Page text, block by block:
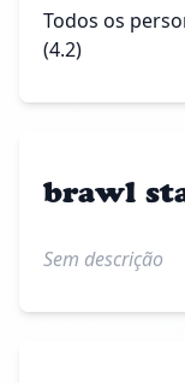
Todos os
(4.2)
brawl
Sem descrição